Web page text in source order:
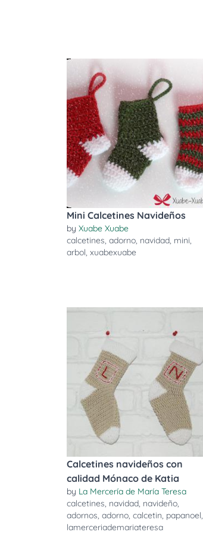
Mini Calcetines Navideños
by Xuabe Xuabe
calcetines, adorno, navidad, mini,
arbol, xuabexuabe
Calcetines navideños con
calidad Mónaco de Katia
by La Mercería de María Teresa
calcetines, navidad, navideño,
adornos, adorno, calcetin, papanoel,
lamerceriademariateresa